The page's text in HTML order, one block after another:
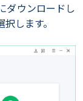
ダウンロードし
します。